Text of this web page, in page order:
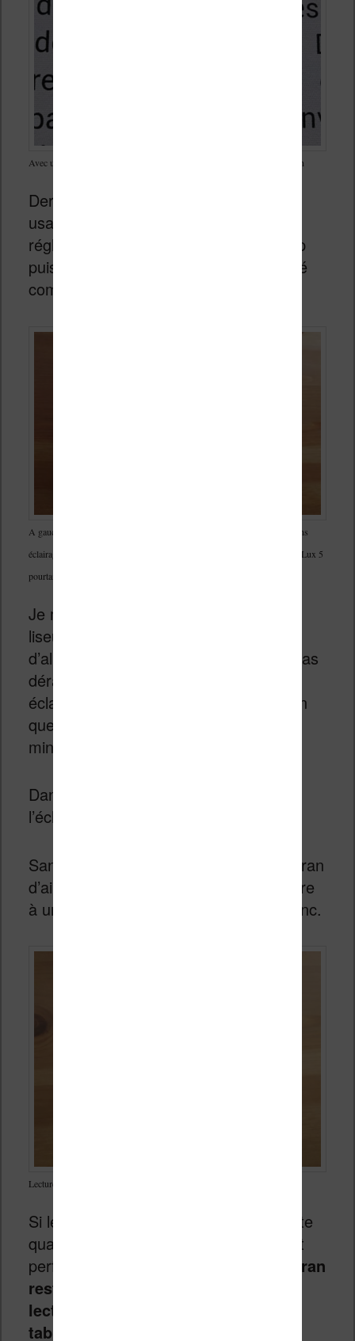
Avec un objectif macro, on peut prendre en photo le quadrillage de l’écran
Dernier point assez gênant pour mon
usage de la liseuse : l’éclairage, même
réglé au minimum, reste beaucoup trop
puissant pour un usage dans l’obscurité
complète.
A gauche : Vivlio Color sans éclairage. A droite : Vivlio Touch Lux 5 sans
éclairage. L’écran est plus clair et avec un meilleur contraste sur la Touch Lux 5
pourtant bien moins chère.
Je m’explique : j’utilise beaucoup mes
liseuses dans mon lit la nuit et j’évite
d’allumer la lampe de chevet pour ne pas
déranger ma femme. Une liseuse avec
éclairage est alors très utile, à condition
que le réglage soit fin et que le réglage
minimum ne m’éblouisse pas les yeux.
Dans le cas de cette Vivlio Color,
l’éclairage s’avère donc trop puissant.
Sans éclairage, la liseuse affiche un écran
d’ailleurs assez sombre si on le compare
à une liseuse avec un écran noir et blanc.
Lecture d’un Comics sans éclairage sur la liseuse Vivlio Color
Si les couleurs sont bienvenues, on note
quand même que l’écran est largement
perfectible.
Malgré ces critiques, l’écran
reste bien plus confortable pour la
lecture d’ebooks que l’écran d’une
tablette ou d’un smartphone qui va